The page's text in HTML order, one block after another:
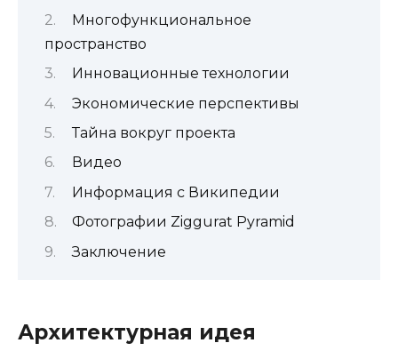
Многофункциональное
пространство
Инновационные технологии
Экономические перспективы
Тайна вокруг проекта
Видео
Информация с Википедии
Фотографии Ziggurat Pyramid
Заключение
Архитектурная идея